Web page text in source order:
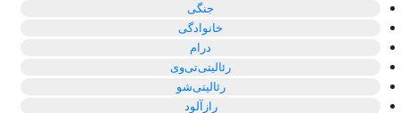
جنگی
خانوادگی
درام
رئالیتی‌تی‌وی
رئالیتی‌شو
رازآلود